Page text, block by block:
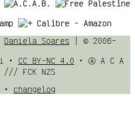
Daniela Soares | © 2006–
• CC BY-NC 4.0 • Ⓐ A C A
FCK NZS
• changelog